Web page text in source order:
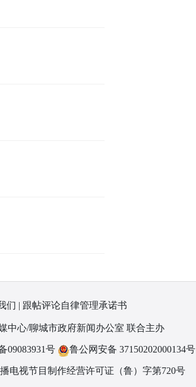
们 | 跟帖评论自律管理承诺书
中心/聊城市政府新闻办公室 联合主办
09083931号 鲁公网安备 37150202000134号
电视节目制作经营许可证（鲁）字第720号